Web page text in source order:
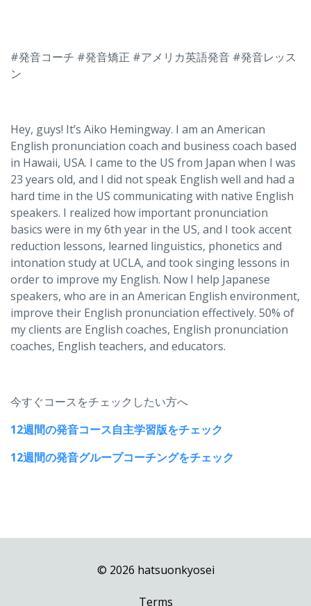
#発音コーチ #発音矯正 #アメリカ英語発音 #発音レッス
ン
Hey, guys! It’s Aiko Hemingway. I am an American
English pronunciation coach and business coach based
in Hawaii, USA. I came to the US from Japan when I was
23 years old, and I did not speak English well and had a
hard time in the US communicating with native English
speakers. I realized how important pronunciation
basics were in my 6th year in the US, and I took accent
reduction lessons, learned linguistics, phonetics and
intonation study at UCLA, and took singing lessons in
order to improve my English. Now I help Japanese
speakers, who are in an American English environment,
improve their English pronunciation effectively. 50% of
my clients are English coaches, English pronunciation
coaches, English teachers, and educators.
今すぐコースをチェックしたい方へ
12週間の発音コース自主学習版をチェック
12週間の発音グループコーチングをチェック
© 2026 hatsuonkyosei
Terms